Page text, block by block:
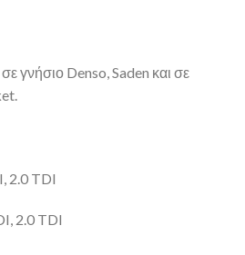
γνήσιο Denso, Saden και σε
2.0 TDI
2.0 TDI